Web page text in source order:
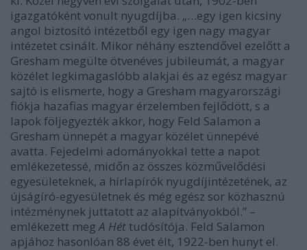
igazgatóként vonult nyugdíjba. „…egy igen kicsiny
angol biztosító intézetből egy igen nagy magyar
intézetet csinált. Mikor néhány esztendővel ezelőtt a
Gresham megülte ötvenéves jubileumát, a magyar
közélet legkimagaslóbb alakjai és az egész magyar
sajtó is elismerte, hogy a Gresham magyarországi
fiókja hazafias magyar érzelemben fejlődött, s a
lapok följegyezték akkor, hogy Feld Salamon a
Gresham ünnepét a magyar közélet ünnepévé
avatta. Fejedelmi adományokkal tette a napot
emlékezetessé, midőn az összes közművelődési
egyesületeknek, a hírlapírók nyugdíjintézetének, az
újságíró-egyesületnek és még egész sor közhasznú
intézménynek juttatott az alapítványokból.” –
emlékezett meg A Hét tudósítója. Feld Salamon
apjához hasonlóan 88 évet élt, 1922-ben hunyt el.